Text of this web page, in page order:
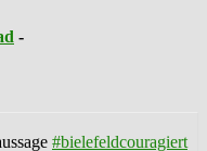
-
#bielefeldcouragiert